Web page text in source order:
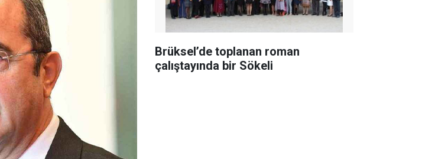
Brüksel’de toplanan roman
çalıştayında bir Sökeli